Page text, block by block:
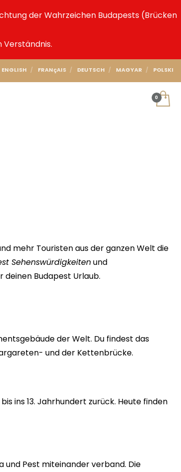
der Wahrzeichen Budapests (Brücken
ENGLISH FRANçAIS DEUTSCH MAGYAR POLSKI
mehr Touristen aus der ganzen Welt die
Sehenswürdigkeitenund
deinen Budapest Urlaub.
der Welt. Du findest das
und der Kettenbrücke.
ins 13. Jahrhundert zurück. Heute finden
und Pest miteinander verband. Die